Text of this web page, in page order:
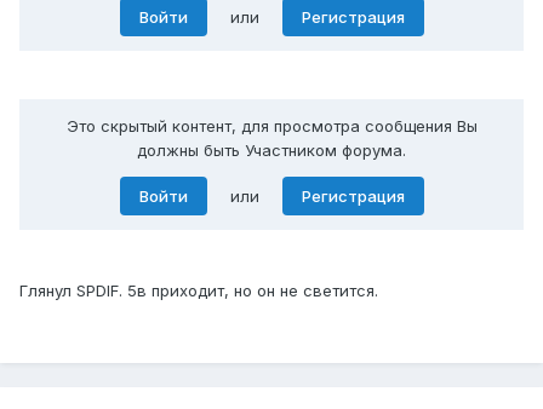
Войти или Регистрация
Это скрытый контент, для просмотра сообщения Вы
должны быть Участником форума.
Войти или Регистрация
Глянул SPDIF. 5в приходит, но он не светится.